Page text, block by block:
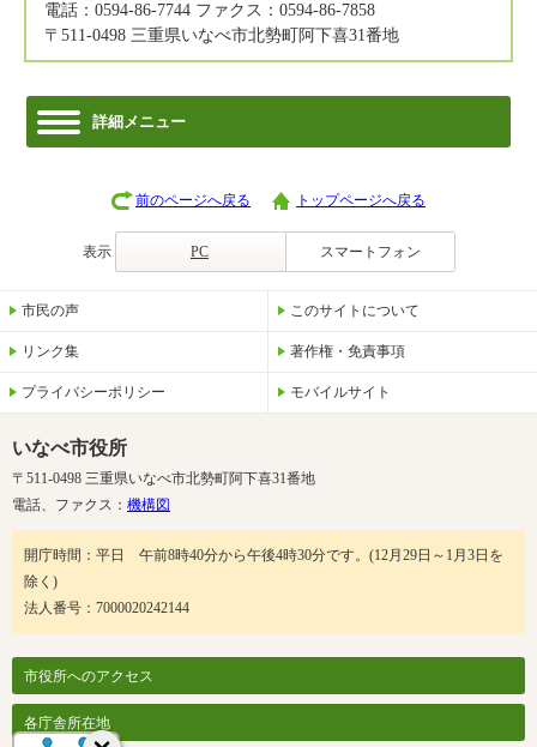
電話：0594-86-7744 ファクス：0594-86-7858
〒511-0498 三重県いなべ市北勢町阿下喜31番地
詳細メニュー
前のページへ戻る トップページへ戻る
表示 PC スマートフォン
市民の声 このサイトについて
リンク集 著作権・免責事項
プライバシーポリシー モバイルサイト
いなべ市役所
〒511-0498 三重県いなべ市北勢町阿下喜31番地
電話、ファクス： 機構図
開庁時間：平日 午前8時40分から午後4時30分です。(12月29日～1月3日を
除く)
法人番号：7000020242144
市役所へのアクセス
各庁舎所在地